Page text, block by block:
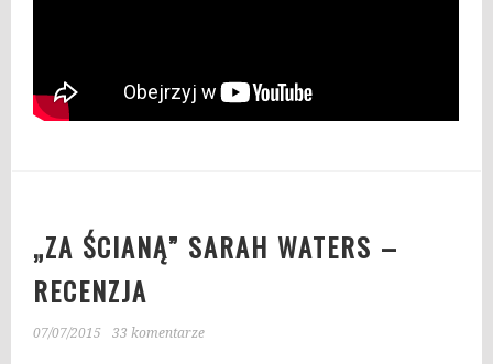
„ZA ŚCIANĄ” SARAH WATERS –
RECENZJA
07/07/2015 33 komentarze